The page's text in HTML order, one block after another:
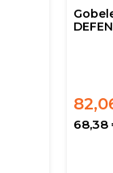
68,38